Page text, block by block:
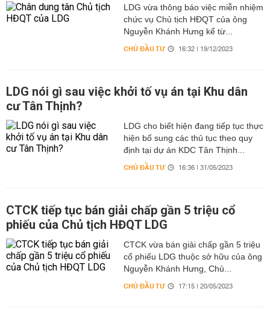
LDG vừa thông báo việc miễn nhiệm
chức vụ Chủ tịch HĐQT của ông
Nguyễn Khánh Hưng kể từ...
CHỦ ĐẦU TƯ 16:32 | 19/12/2023
LDG nói gì sau việc khởi tố vụ án tại Khu dân
cư Tân Thịnh?
LDG cho biết hiện đang tiếp tục thực
hiện bổ sung các thủ tục theo quy
định tại dự án KDC Tân Thịnh...
CHỦ ĐẦU TƯ 16:36 | 31/05/2023
CTCK tiếp tục bán giải chấp gần 5 triệu cổ
phiếu của Chủ tịch HĐQT LDG
CTCK vừa bán giải chấp gần 5 triệu
cổ phiếu LDG thuộc sở hữu của ông
Nguyễn Khánh Hưng, Chủ...
CHỦ ĐẦU TƯ 17:15 | 20/05/2023